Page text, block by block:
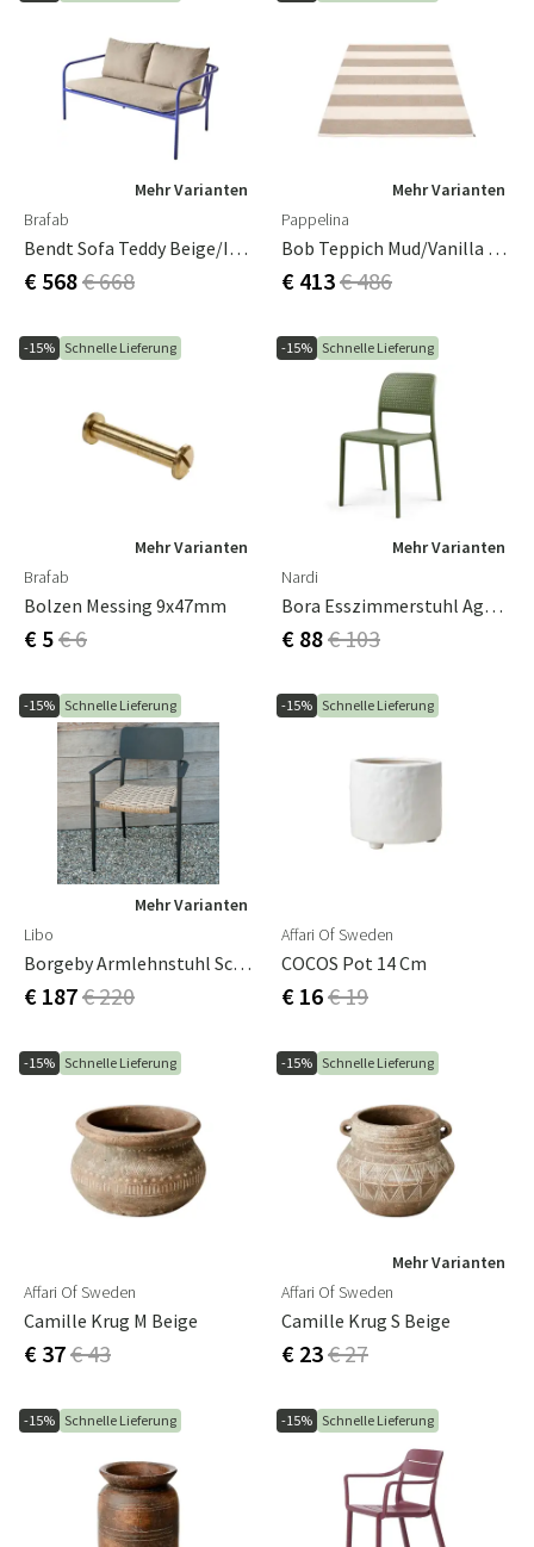
Mehr Varianten
Brafab
Bendt Sofa Teddy Beige/Indigo Blue
€ 568€ 668
Mehr Varianten
Pappelina
Bob Teppich Mud/Vanilla 140 X 180 Cm
€ 413€ 486
-15% Schnelle Lieferung
Mehr Varianten
Brafab
Bolzen Messing 9x47mm
€ 5€ 6
-15% Schnelle Lieferung
Mehr Varianten
Nardi
Bora Esszimmerstuhl Agave
€ 88€ 103
-15% Schnelle Lieferung
Mehr Varianten
Libo
Borgeby Armlehnstuhl Schwarz
€ 187€ 220
-15% Schnelle Lieferung
Affari Of Sweden
COCOS Pot 14 Cm
€ 16€ 19
-15% Schnelle Lieferung
Affari Of Sweden
Camille Krug M Beige
€ 37€ 43
-15% Schnelle Lieferung
Mehr Varianten
Affari Of Sweden
Camille Krug S Beige
€ 23€ 27
-15% Schnelle Lieferung -15% Schnelle Lieferung